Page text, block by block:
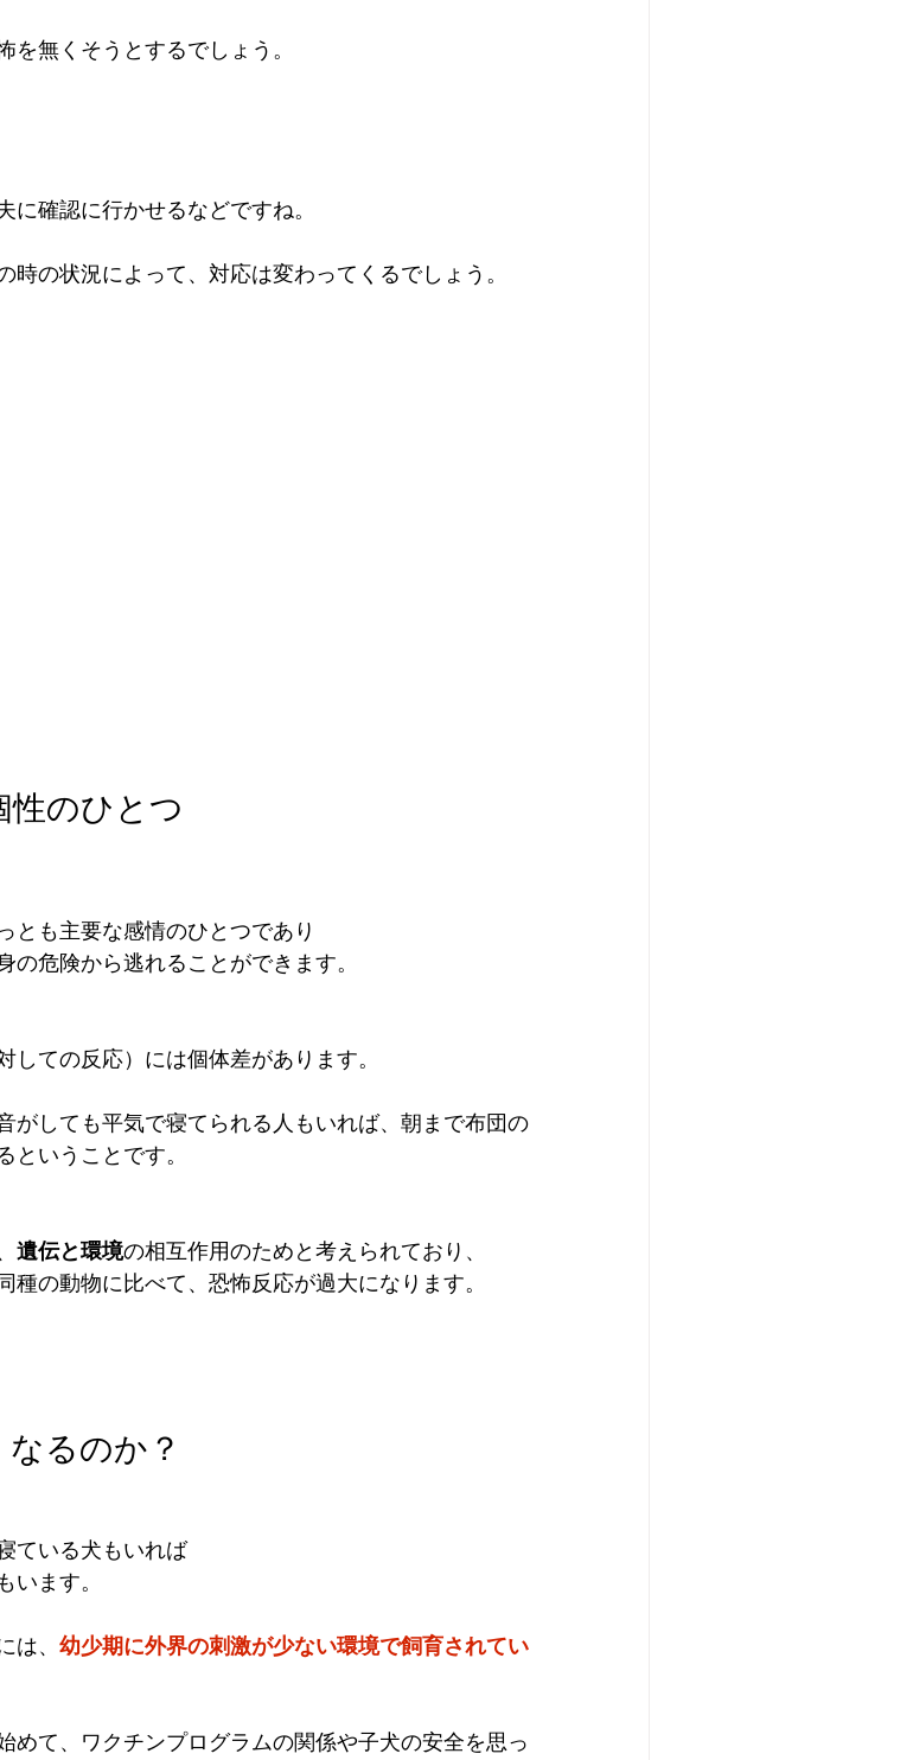
無くそうとするでしょう。
に確認に行かせるなどですね。
の状況によって、対応は変わってくるでしょう。
性のひとつ
とも主要な感情のひとつであり
危険から逃れることができます。
しての反応）には個体差があります。
がしても平気で寝てられる人もいれば、朝まで布団の
いうことです。
遺伝と環境の相互作用のためと考えられており、
の動物に比べて、恐怖反応が過大になります。
るのか？
ている犬もいれば
ます。
、 幼少期に外界の刺激が少ない環境で飼育されてい
めて、ワクチンプログラムの関係や子犬の安全を思っ